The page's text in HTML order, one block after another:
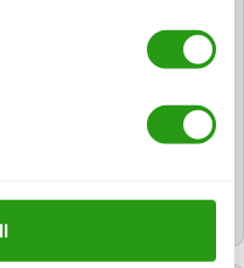
durante el